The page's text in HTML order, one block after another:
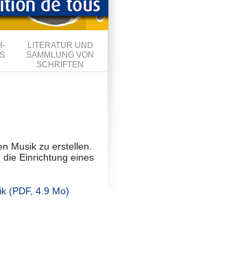
LITERATUR UND
SAMMLUNG VON
SCHRIFTEN
Musik zu erstellen.
Einrichtung eines
(PDF, 4.9 Mo)